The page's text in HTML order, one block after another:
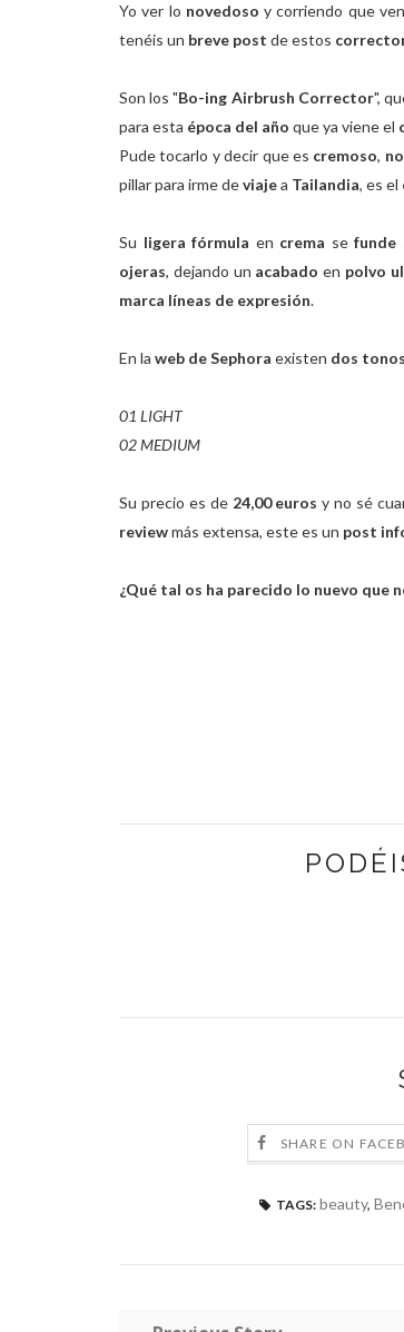
Yo ver lo novedosoy corriendo que
tenéis un breve post de estos
Son los "Bo-ing Airbrush Corrector",
para esta época del año que ya viene el
Pude tocarlo y decir que es cremoso,
pillar para irme deviajea Tailandia, es el
Su ligera fórmula en crema sefunde
ojeras, dejando un acabado en polvo
marca líneas de expresión.
En la web de Sephora existen dos tonos
01 LIGHT
02 MEDIUM
Su precio es de 24,00 euros y no sé
reviewmás extensa, este es un post
¿Qué tal os ha parecido lo nuevo que
SHARE ON
TAGS: beauty,